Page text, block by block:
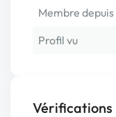
Membre depuis
Profil vu
Vérifications